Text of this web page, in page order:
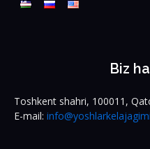
Biz
Toshkent shahri, 100011,
E-mail: